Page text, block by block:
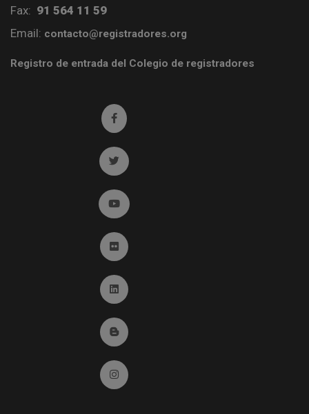
Fax: 91 564 11 59
Email: contacto@registradores.org
Registro de entrada del Colegio de registradores
Ir a facebook (abre en ventana nueva)
Ir a twitter (abre en ventana nueva)
Ir a YouTube (abre en ventana nueva)
Ir a Flickr (abre en ventana nueva)
Ir a Linkedin (abre en ventana nueva)
Ir al Blog (abre en ventana nueva)
Ir a Instagram (abre en ventana nueva)